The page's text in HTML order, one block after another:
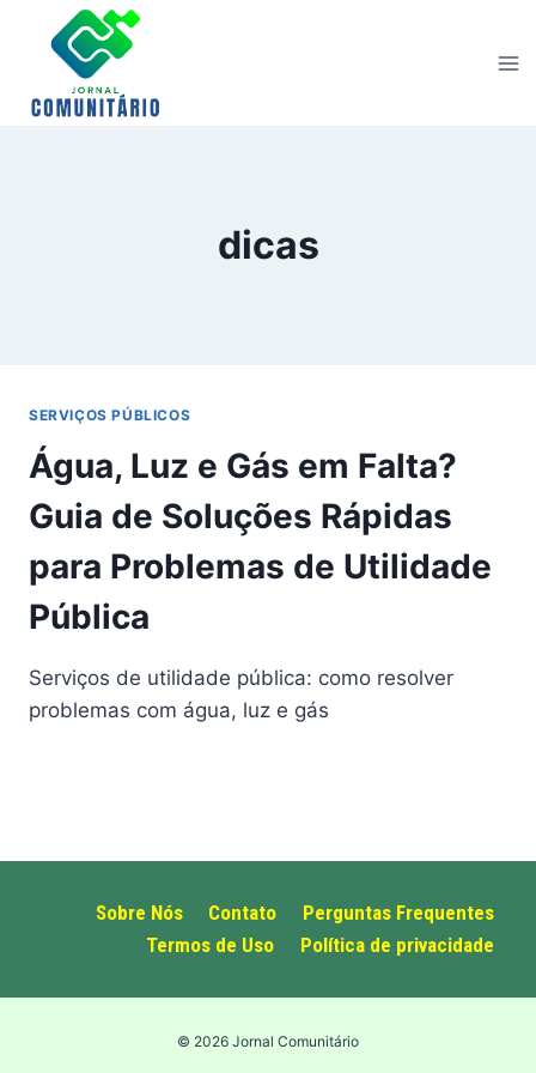
dicas
SERVIÇOS PÚBLICOS
Água, Luz e Gás em Falta?
Guia de Soluções Rápidas
para Problemas de Utilidade
Pública
Serviços de utilidade pública: como resolver
problemas com água, luz e gás
Sobre Nós Contato
Perguntas Frequentes
Termos de Uso
Política de privacidade
© 2026 Jornal Comunitário